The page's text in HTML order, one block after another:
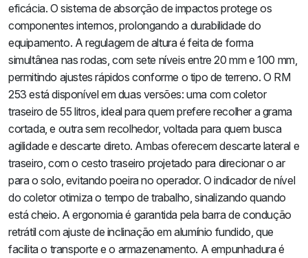
eficácia. O sistema de absorção de impactos protege os
componentes internos, prolongando a durabilidade do
equipamento. A regulagem de altura é feita de forma
simultânea nas rodas, com sete níveis entre 20 mm e 100 mm,
permitindo ajustes rápidos conforme o tipo de terreno. O RM
253 está disponível em duas versões: uma com coletor
traseiro de 55 litros, ideal para quem prefere recolher a grama
cortada, e outra sem recolhedor, voltada para quem busca
agilidade e descarte direto. Ambas oferecem descarte lateral e
traseiro, com o cesto traseiro projetado para direcionar o ar
para o solo, evitando poeira no operador. O indicador de nível
do coletor otimiza o tempo de trabalho, sinalizando quando
está cheio. A ergonomia é garantida pela barra de condução
retrátil com ajuste de inclinação em alumínio fundido, que
facilita o transporte e o armazenamento. A empunhadura é